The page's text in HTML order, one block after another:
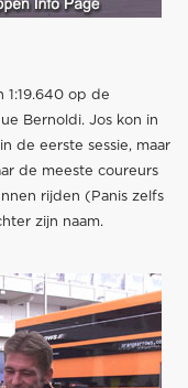
op de
Bernoldi. Jos kon in
de eerste sessie, maar
de meeste coureurs
rijden (Panis zelfs
zijn naam.